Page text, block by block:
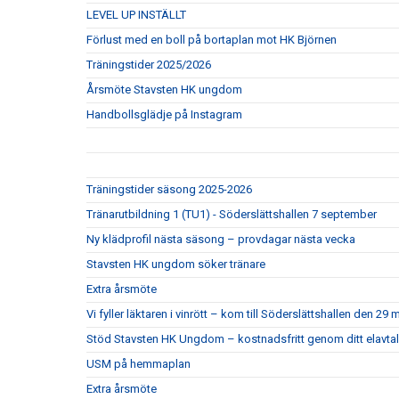
LEVEL UP INSTÄLLT
Förlust med en boll på bortaplan mot HK Björnen
Träningstider 2025/2026
Årsmöte Stavsten HK ungdom
Handbollsglädje på Instagram
Träningstider säsong 2025-2026
Tränarutbildning 1 (TU1) - Söderslättshallen 7 september
Ny klädprofil nästa säsong – provdagar nästa vecka
Stavsten HK ungdom söker tränare
Extra årsmöte
Vi fyller läktaren i vinrött – kom till Söderslättshallen den 29
Stöd Stavsten HK Ungdom – kostnadsfritt genom ditt
USM på hemmaplan
Extra årsmöte